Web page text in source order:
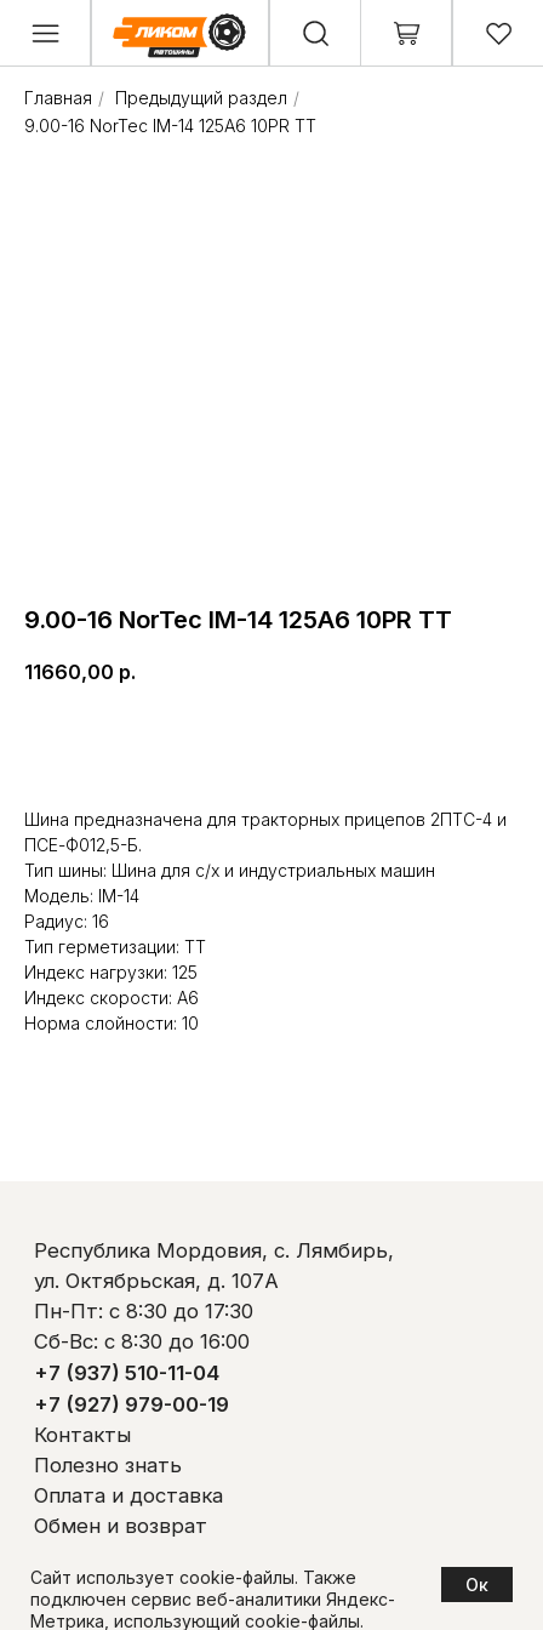
Главная / Предыдущий раздел /
9.00-16 NorTec IM-14 125A6 10PR TT
9.00-16 NorTec IM-14 125A6 10PR TT
11660,00 р.
Шина предназначена для тракторных прицепов 2ПТС-4 и
ПСЕ-Ф012,5-Б.
Тип шины: Шина для с/х и индустриальных машин
Модель: IM-14
Радиус: 16
Тип герметизации: TT
Индекс нагрузки: 125
Индекс скорости: A6
Норма слойности: 10
Контакты
Республика Мордовия, с. Лямбирь,
ул. Октябрьская, д. 107А
Пн-Пт: с 8:30 до 17:30
Сб-Вс: с 8:30 до 16:00
+7 (937) 510-11-04
+7 (927) 979-00-19
Сайт использует cookie-файлы. Также
подключен сервис веб-аналитики Яндекс-
Метрика, использующий cookie-файлы.
Oк